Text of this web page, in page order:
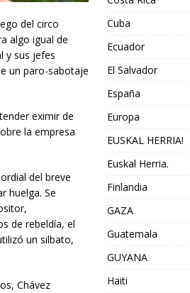
del circo
algo igual de
y sus jefes
un paro-sabotaje
eximir de
la empresa
del breve
huelga. Se
de rebeldía, el
un silbato,
Chávez
Cuba
Ecuador
El Salvador
España
Europa
EUSKAL HERRIA!
Euskal Herria.
Finlandia
GAZA
Guatemala
GUYANA
Haiti